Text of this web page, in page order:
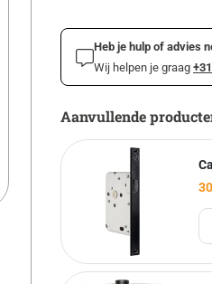
Heb je hulp of advies
Wij helpen je graag
Aanvullende